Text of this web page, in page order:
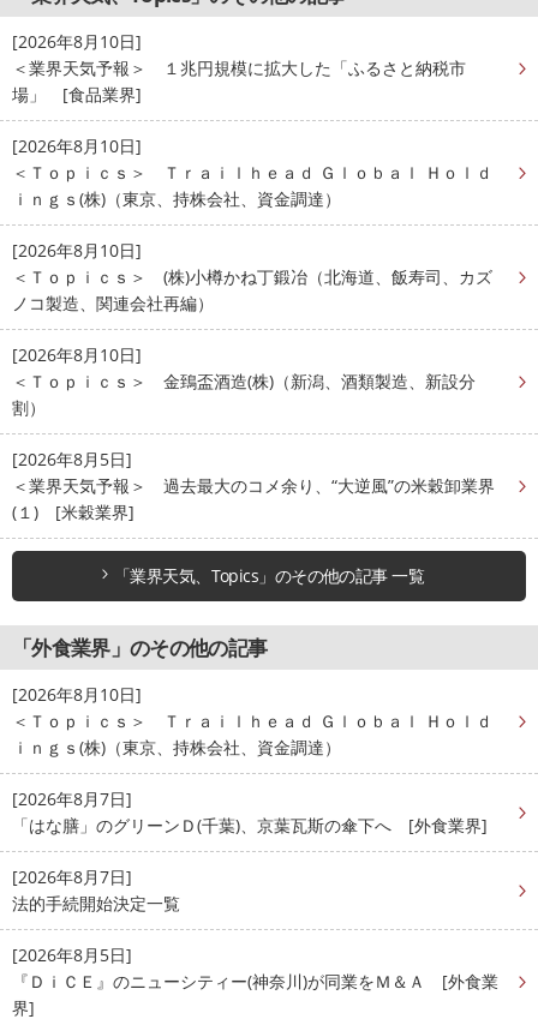
[2026年8月10日]
＜業界天気予報＞ １兆円規模に拡大した「ふるさと納税市
場」 [食品業界]
[2026年8月10日]
＜Ｔｏｐｉｃｓ＞ Ｔｒａｉｌｈｅａｄ Ｇｌｏｂａｌ Ｈｏｌｄ
ｉｎｇｓ(株)（東京、持株会社、資金調達）
[2026年8月10日]
＜Ｔｏｐｉｃｓ＞ (株)小樽かね丁鍛冶（北海道、飯寿司、カズ
ノコ製造、関連会社再編）
[2026年8月10日]
＜Ｔｏｐｉｃｓ＞ 金鵄盃酒造(株)（新潟、酒類製造、新設分
割）
[2026年8月5日]
＜業界天気予報＞ 過去最大のコメ余り、“大逆風”の米穀卸業界
(１) [米穀業界]
「業界天気、Topics」のその他の記事 一覧
「外食業界」のその他の記事
[2026年8月10日]
＜Ｔｏｐｉｃｓ＞ Ｔｒａｉｌｈｅａｄ Ｇｌｏｂａｌ Ｈｏｌｄ
ｉｎｇｓ(株)（東京、持株会社、資金調達）
[2026年8月7日]
「はな膳」のグリーンＤ(千葉)、京葉瓦斯の傘下へ [外食業界]
[2026年8月7日]
法的手続開始決定一覧
[2026年8月5日]
『ＤｉＣＥ』のニューシティー(神奈川)が同業をＭ＆Ａ [外食業
界]